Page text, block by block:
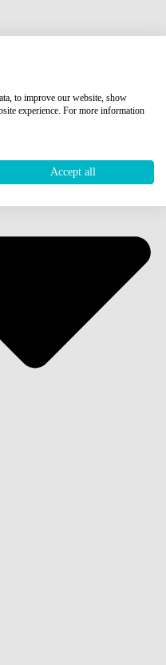
to improve our website, show
experience. For more information
Accept all